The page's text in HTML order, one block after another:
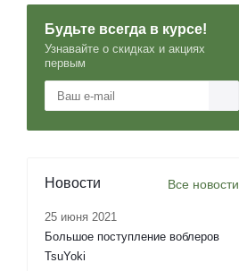
Будьте всегда в курсе!
Узнавайте о скидках и акциях
первым
Новости Все новости
25 июня 2021
Большое поступление воблеров
TsuYoki